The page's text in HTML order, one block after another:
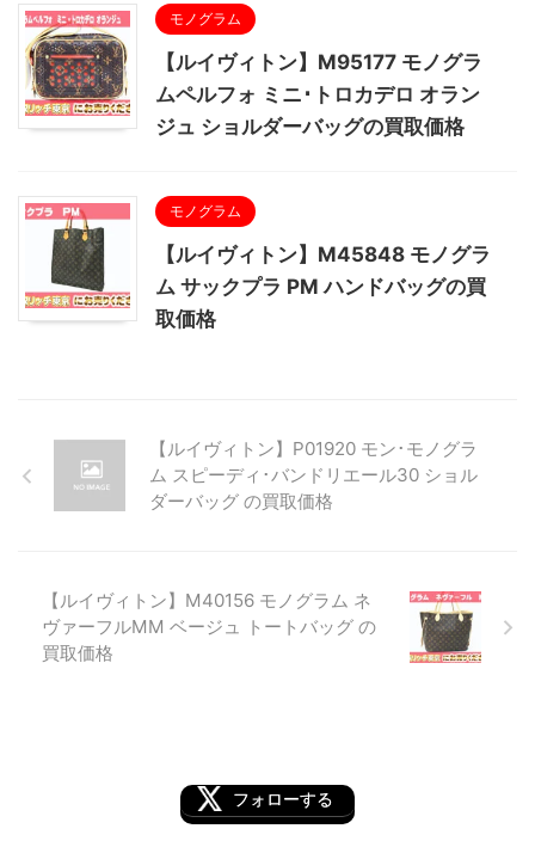
モノグラム
【ルイヴィトン】M95177 モノグラ
ムペルフォ ミニ･トロカデロ オラン
ジュ ショルダーバッグの買取価格
モノグラム
【ルイヴィトン】M45848 モノグラ
ム サックプラ PM ハンドバッグの買
取価格
【ルイヴィトン】P01920 モン･モノグラ
ム スピーディ･バンドリエール30 ショル
ダーバッグ の買取価格
【ルイヴィトン】M40156 モノグラム ネ
ヴァーフルMM ベージュ トートバッグ の
買取価格
フォローする